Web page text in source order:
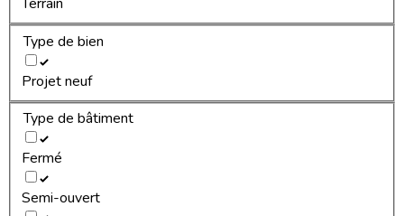
Type de bien
Projet neuf
Type de bâtiment
Fermé
Semi-ouvert